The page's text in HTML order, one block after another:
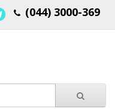
(044) 3000-369